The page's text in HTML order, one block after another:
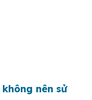
nên sử